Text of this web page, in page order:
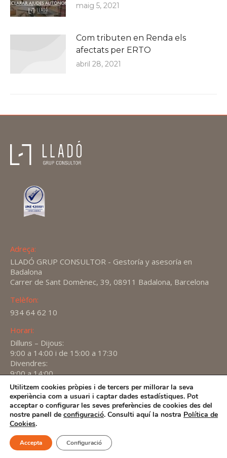
maig 5, 2021
Com tributen en Renda els
afectats per ERTO
abril 28, 2021
Adreça:
LLADÓ GRUP CONSULTOR - Gestoría y asesoría en
Badalona
Carrer de Sant Domènec, 39, 08911 Badalona, Barcelona
Telèfon:
934 64 62 10
Horari:
Dilluns – Dijous:
9:00 a 14:00 i de 15:00 a 17:30
Divendres:
9:00 a 14:00
Find us on:
X
page
opens
in
new
YouTube
page
opens
in
new
Linkedin
page
in
new
2026 - Política de privacitat
Utilitzem cookies pròpies i de tercers per millorar la seva
experiència com a usuari i captar dades estadístiques. Pot
acceptar o configurar les seves preferències de cookies des del
nostre panell de configuració. Consulti aquí la nostra Política de
Cookies.
Accepta Configuració